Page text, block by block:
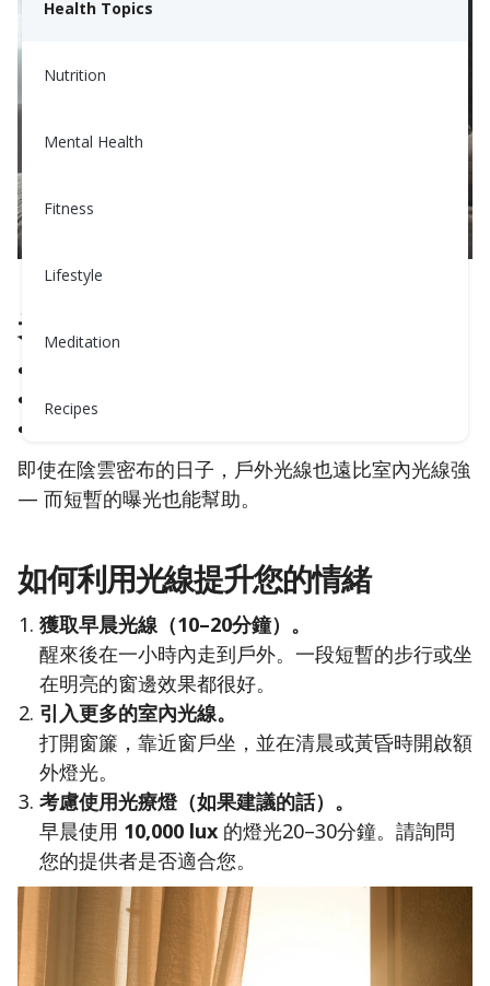
Health Topics
Nutrition
Mental Health
Fitness
Lifestyle
Meditation
Recipes
光線為何重要
它降低白天的
即使在陰雲密布的日子，戶外光線也遠比室內光線強
— 而短暫的曝光也能幫助。
如何利用光線提升您的情緒
獲取早晨光線（10–20分鐘）。
醒來後在一小時內走到戶外。一段短暫的步行或坐
在明亮的窗邊效果都很好。
引入更多的室內光線。
打開窗簾，靠近窗戶坐，並在清晨或黃昏時開啟額
外燈光。
考慮使用光療燈（如果建議的話）。
早晨使用 10,000 lux 的燈光20–30分鐘。請詢問
您的提供者是否適合您。